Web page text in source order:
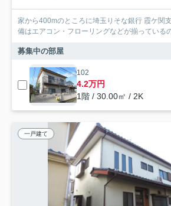
家から400mのところに埼玉りそな銀行 霞ケ関
備はエアコン・フローリングなどが揃っている
募集中の部屋
102
4.2万円
1階 / 30.00㎡ / 2K
一戸建て